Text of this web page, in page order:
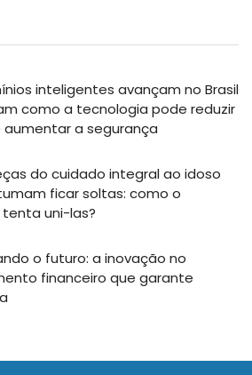
inteligentes avançam no Brasil
como a tecnologia pode reduzir
a segurança
do cuidado integral ao idoso
ficar soltas: como o
tenta uni-las?
o futuro: a inovação no
financeiro que garante